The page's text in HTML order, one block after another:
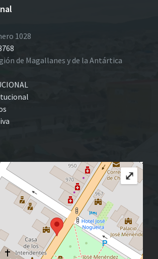
1028
de Magallanes y de la Antártica
⤢